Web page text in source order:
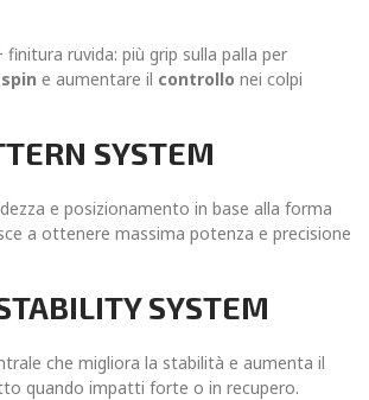
ruvida: più grip sulla palla per
spin e aumentare il controllo nei colpi
SYSTEM
e posizionamento in base alla forma
a ottenere massima potenza e precisione
SYSTEM
che migliora la stabilità e aumenta il
quando impatti forte o in recupero.